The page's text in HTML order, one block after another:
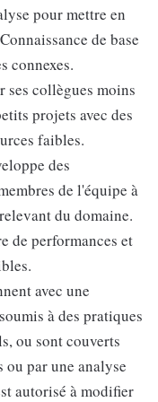
pour mettre en
de base
connexes.
ses collègues moins
projets avec des
faibles.
des
de l'équipe à
du domaine.
de performances et
avec une
à des pratiques
ou sont couverts
par une analyse
autorisé à modifier